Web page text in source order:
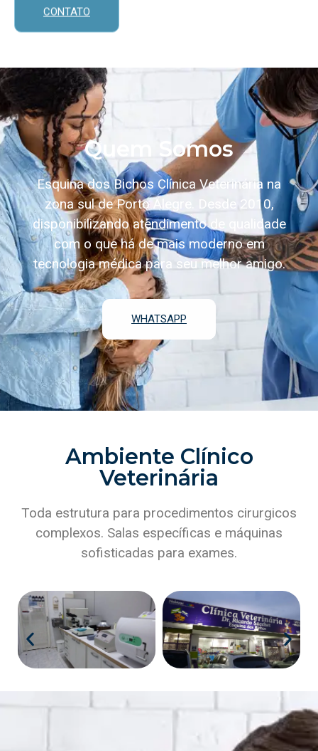
CONTATO
Quem Somos
Esquina dos Bichos Clínica Veterinária na
zona sul de Porto Alegre. Desde 2010,
disponibilizando atendimento de qualidade
com o que há de mais moderno em
tecnologia médica para seu melhor amigo.
WHATSAPP
Ambiente Clínico
Veterinária
Toda estrutura para procedimentos cirurgicos
complexos. Salas específicas e máquinas
sofisticadas para exames.